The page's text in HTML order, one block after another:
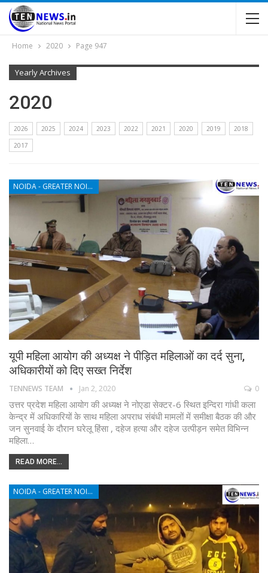
Home 2020 Page 947
Yearly Archives
2020
2026 2025 2024 2023 2022 2021 2020 2019
2018
2017
NOIDA - GREATER NOIDA - YAMUNA EXPRESSWAY
यूपी महिला आयोग की अध्यक्ष ने पीड़ित महिलाओं का दर्द सुना,
अधिकारीयों को दिए सख्त निर्देश
TENNEWS TEAM Jan 2, 2020 0
उत्तर प्रदेश महिला आयोग की अध्यक्ष ने नोएडा सेक्टर-6 स्थित इन्दिरा गांधी कला
केन्द्र में अधिकारियों के साथ महिला अपराध संबंधी मामलों में समीक्षा बैठक की और
जन सुनवाई के दौरान घरेलू हिंसा , दहेज हत्या और दहेज उत्पीड़न समेत विभिन्न
महिला…
READ MORE...
NOIDA - GREATER NOIDA - YAMUNA EXPRESSWAY